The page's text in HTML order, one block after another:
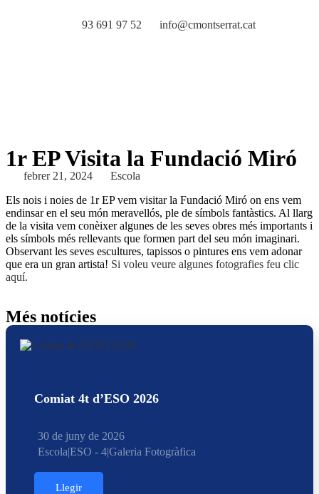
93 691 97 52 info@cmontserrat.cat
1r EP Visita la Fundació Miró
febrer 21, 2024
Escola
Els nois i noies de 1r EP vem visitar la Fundació Miró on ens vem
endinsar en el seu món meravellós, ple de símbols fantàstics. Al llarg
de la visita vem conèixer algunes de les seves obres més importants i
els símbols més rellevants que formen part del seu món imaginari.
Observant les seves escultures, tapissos o pintures ens vem adonar
que era un gran artista! Si voleu veure algunes fotografies feu clic
aquí.
Més notícies
Comiat 4t d’ESO 2026
30 de juny de 2026
Escola|ESO - 4|Galeria Fotogràfica
Llegir